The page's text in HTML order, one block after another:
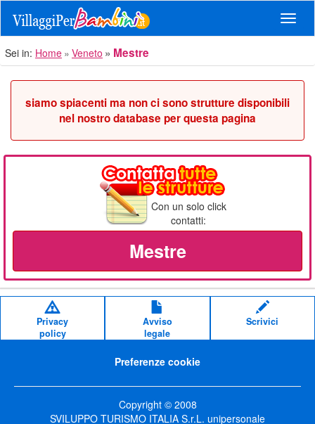
Sei in: Home Veneto Mestre
siamo spiacenti ma non ci sono strutture disponibili
nel nostro database per questa pagina
Con un solo click
contatti:
Mestre
Privacy
policy
Avviso
legale
Scrivici
Preferenze cookie
Copyright © 2008
SVILUPPO TURISMO ITALIA S.r.L. unipersonale